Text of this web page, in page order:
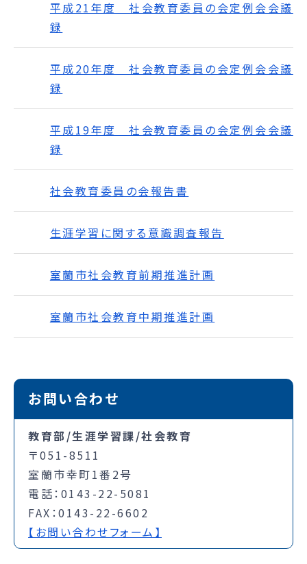
平成21年度 社会教育委員の会定例会会議
録
平成20年度 社会教育委員の会定例会会議
録
平成19年度 社会教育委員の会定例会会議
録
社会教育委員の会報告書
生涯学習に関する意識調査報告
室蘭市社会教育前期推進計画
室蘭市社会教育中期推進計画
お問い合わせ
教育部/生涯学習課/社会教育
〒051-8511
室蘭市幸町1番2号
電話：0143-22-5081
FAX：0143-22-6602
【お問い合わせフォーム】